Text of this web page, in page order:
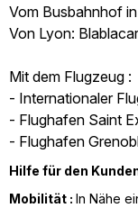
Vom Busbahnhof
Von Lyon:
Mit dem Flugzeug :
- Internationaler
- Flughafen Saint
- Flughafen
Hilfe für den
Mobilität : In Nähe